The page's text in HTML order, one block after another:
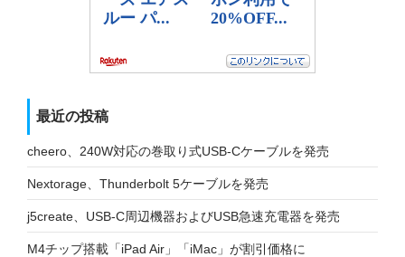
最近の投稿
cheero、240W対応の巻取り式USB-Cケーブルを発売
Nextorage、Thunderbolt 5ケーブルを発売
j5create、USB-C周辺機器およびUSB急速充電器を発売
M4チップ搭載「iPad Air」「iMac」が割引価格に